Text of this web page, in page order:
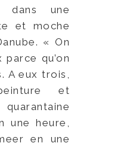
dans une
et moche
« On
parce qu’on
A eux trois,
et
une heure,
en une